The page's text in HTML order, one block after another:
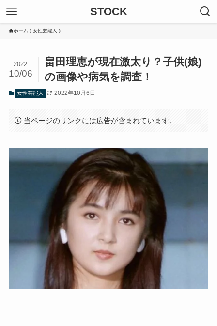
STOCK
ホーム 女性芸能人
畠田理恵が現在激太り？子供(娘)
の画像や病気を調査！
2022
10/06
女性芸能人 2022年10月6日
当ページのリンクには広告が含まれています。